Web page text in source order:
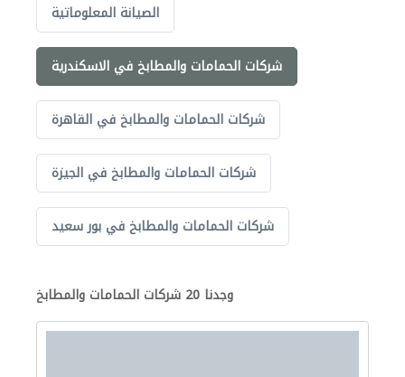
الصيانة المعلوماتية
شركات الحمامات والمطابخ في الاسكندرية
شركات الحمامات والمطابخ في القاهرة
شركات الحمامات والمطابخ في الجيزة
شركات الحمامات والمطابخ في بور سعيد
وجدنا 20 شركات الحمامات والمطابخ